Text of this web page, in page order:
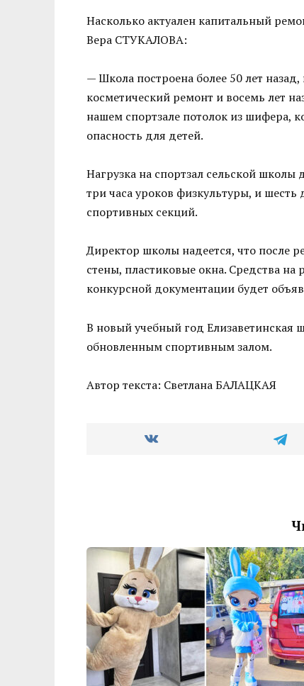
Насколько актуален капитальный
Вера СТУКАЛОВА:
— Школа построена более 50 лет
косметический ремонт и восемь лет
нашем спортзале потолок из шифера,
опасность для детей.
Нагрузка на спортзал сельской школы
три часа уроков физкультуры, и
спортивных секций.
Директор школы надеется, что после
стены, пластиковые окна. Средства
конкурсной документации будет
В новый учебный год Елизаветинская
обновленным спортивным залом.
Автор текста: Светлана БАЛАЦКАЯ